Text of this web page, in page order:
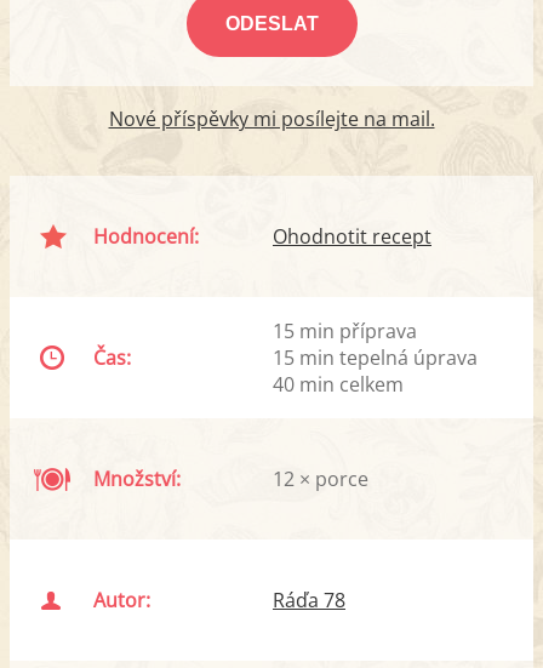
Nové příspěvky mi posílejte na mail.
Hodnocení: Ohodnotit recept
Čas:
15 min příprava
15 min tepelná úprava
40 min celkem
Množství: 12 × porce
Autor: Ráďa 78